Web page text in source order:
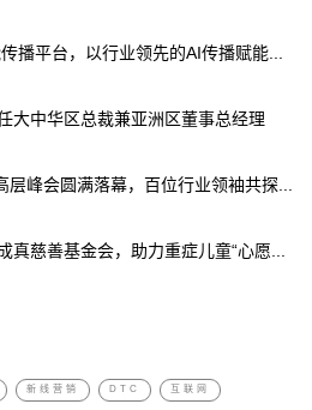
美通社推出Amplify™智能传播平台，以行业领先的AI传播赋能力强势登陆亚太
大中华区总裁兼亚洲区董事总经理
2026 MAMA 移动互联网高层峰会圆满落幕，百位行业领袖共探 AI 落地时代的增长新范式
皇家加勒比携手上海愿望成真慈善基金会，助力重症儿童“心愿启航”
新线营销 DTC 互联网